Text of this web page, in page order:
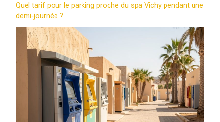
Quel tarif pour le parking proche du spa Vichy pendant une
demi‑journée ?